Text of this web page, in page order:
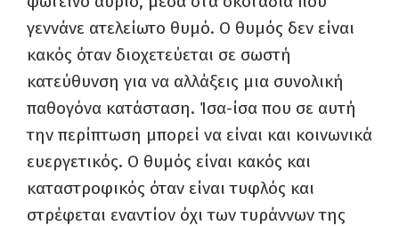
γεννάνε ατελείωτο θυμό. Ο θυμός δεν είναι
κακός όταν διοχετεύεται σε σωστή
κατεύθυνση για να αλλάξεις μια συνολική
παθογόνα κατάσταση. Ίσα-ίσα που σε αυτή
την περίπτωση μπορεί να είναι και κοινωνικά
ευεργετικός. Ο θυμός είναι κακός και
καταστροφικός όταν είναι τυφλός και
στρέφεται εναντίον όχι των τυράννων της